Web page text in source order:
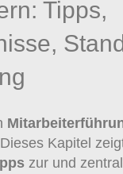
Tipps,
Kapitel
zur und